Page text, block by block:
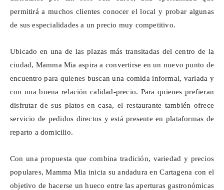
permitirá a muchos clientes conocer el local y probar algunas
de sus especialidades a un precio muy competitivo.
Ubicado en una de las plazas más transitadas del centro de la
ciudad, Mamma Mia aspira a convertirse en un nuevo punto de
encuentro para quienes buscan una comida informal, variada y
con una buena relación calidad-precio. Para quienes prefieran
disfrutar de sus platos en casa, el restaurante también ofrece
servicio de pedidos directos y está presente en plataformas de
reparto a domicilio.
Con una propuesta que combina tradición, variedad y precios
populares,Mamma Mia inicia su andadura en Cartagena con el
objetivo de hacerse un hueco entre las aperturas gastronómicas